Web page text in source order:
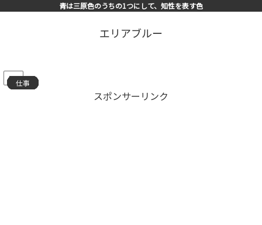
青は三原色のうちの1つにして、知性を表す色
エリアブルー
PR
スポンサーリンク
仕事
仕事
仕事
仕事
仕事
仕事
仕事
仕事
仕事
仕事
仕事
仕事
仕事
仕事
仕事